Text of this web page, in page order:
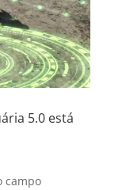
5.0 está
campo